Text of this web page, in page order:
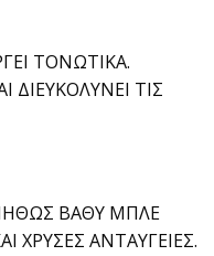
ΤΟΝΩΤΙΚΑ.
ΔΙΕΥΚΟΛΥΝΕΙ ΤΙΣ
ΒΑΘΥ ΜΠΛΕ
ΧΡΥΣΕΣ ΑΝΤΑΥΓΕΙΕΣ.